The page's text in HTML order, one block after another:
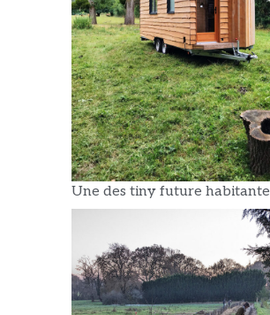
Une des tiny future habitante